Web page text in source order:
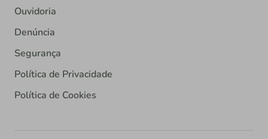
Ouvidoria
Denúncia
Segurança
Política de Privacidade
Política de Cookies